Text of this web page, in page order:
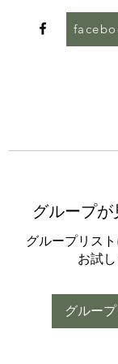
グループ
グループリス
お試し
グルー